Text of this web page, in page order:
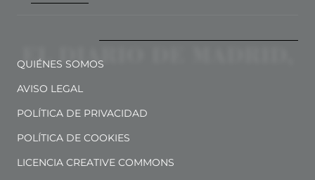
QUIÉNES SOMOS
AVISO LEGAL
POLÍTICA DE PRIVACIDAD
POLÍTICA DE COOKIES
LICENCIA CREATIVE COMMONS